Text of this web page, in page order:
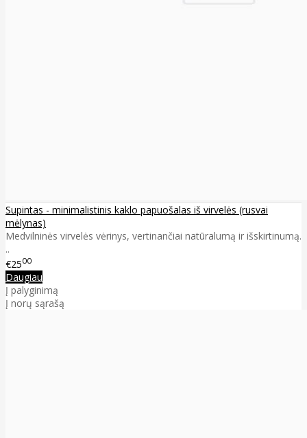
Supintas - minimalistinis kaklo papuošalas iš virvelės (rusvai
mėlynas)
Medvilninės virvelės vėrinys, vertinančiai natūralumą ir išskirtinumą.
..
€2500
Daugiau
Į palyginimą
Į norų sąrašą